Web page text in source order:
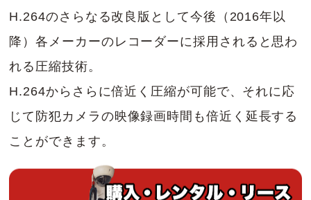
H.264のさらなる改良版として今後（2016年以
降）各メーカーのレコーダーに採用されると思わ
れる圧縮技術。
H.264からさらに倍近く圧縮が可能で、それに応
じて防犯カメラの映像録画時間も倍近く延長する
ことができます。